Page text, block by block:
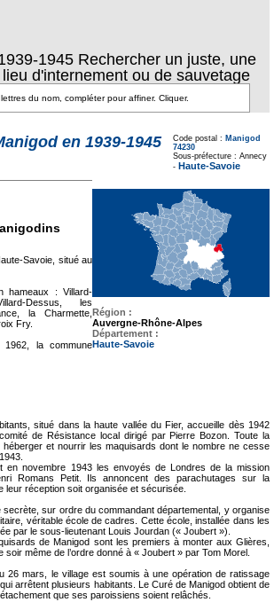
1945 Rechercher un juste, une
d'internement ou de sauvetage
en 1939-1945
Code postal : Manigod
74230
Sous-préfecture : Annecy
- Haute-Savoie
Région :
Auvergne-Rhône-Alpes
Département :
Haute-Savoie
Savoie, situé au
hameaux : Villard-
Dessus, les
la Charmette,
Fry.
la commune
situé dans la haute vallée du Fier, accueille dès 1942
de Résistance local dirigé par Pierre Bozon. Toute la
héberger et nourrir les maquisards dont le nombre ne cesse
en novembre 1943 les envoyés de Londres de la mission
Romans Petit. Ils annoncent des parachutages sur la
leur réception soit organisée et sécurisée.
secrète, sur ordre du commandant départemental, y organise
véritable école de cadres. Cette école, installée dans les
par le sous-lieutenant Louis Jourdan (« Joubert »).
de Manigod sont les premiers à monter aux Glières,
même de l’ordre donné à « Joubert » par Tom Morel.
26 mars, le village est soumis à une opération de ratissage
arrêtent plusieurs habitants. Le Curé de Manigod obtient de
que ses paroissiens soient relâchés.